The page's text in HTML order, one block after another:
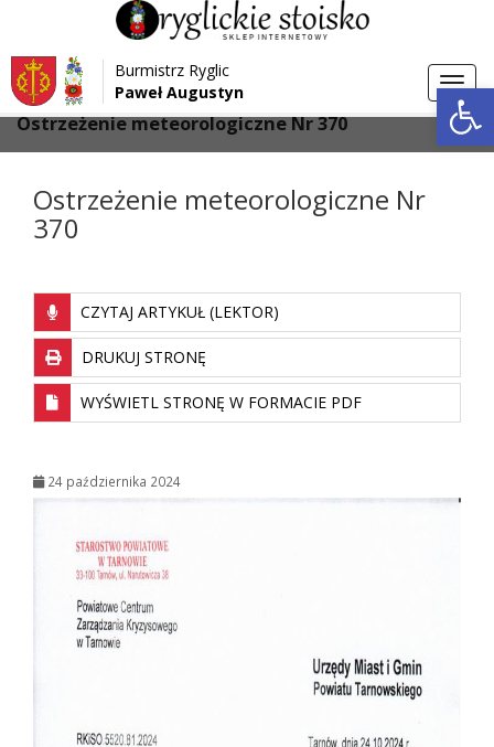
Przejdź do menu
Przejdź do głównej treści strony
Przejdź do stopki strony
Burmistrz Ryglic
Paweł Augustyn
Strona główna > Aktualności
Ostrzeżenie meteorologiczne Nr 370
Ostrzeżenie meteorologiczne Nr
370
CZYTAJ ARTYKUŁ (LEKTOR)
DRUKUJ STRONĘ
WYŚWIETL STRONĘ W FORMACIE PDF
24 października 2024